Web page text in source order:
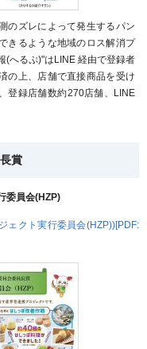
のズレによって発生するパン
きるような地域のロス解消プ
(へるぷ)"はLINE 経由で登録者
の上、店舗で直接商品を受け
登録店舗数約270店舗、LINE
賞
委員会(HZP)
ェクト実行委員会(HZP))[PDF: